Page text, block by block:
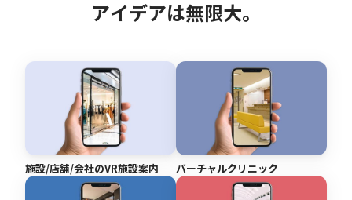
アイデアは無限大。
施設/店舗/会社のVR施設案内 バーチャルクリニック